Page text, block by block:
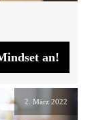
an!
2. März 2022